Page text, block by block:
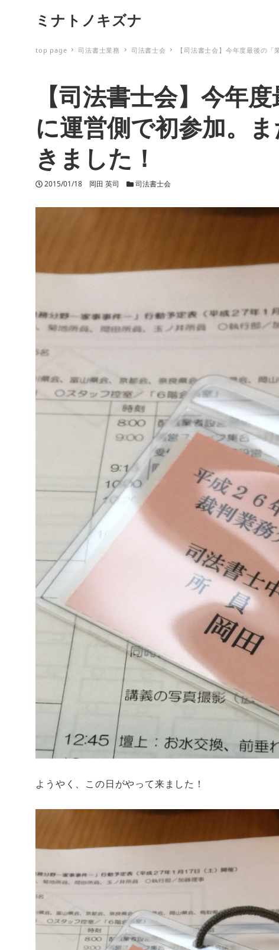
ミナトノキズナ
top page 司法書士業務 司法書士会 【司法書士会】今年度最後の
【司法書士会】今年
に運営側で初参加。
きました！
投稿日
2015/01/18 著者
岡田 英司 カテゴリー
司法書士会
ようやく、この日がやって来ました！